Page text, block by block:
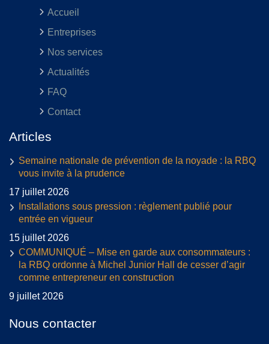
Accueil
Entreprises
Nos services
Actualités
FAQ
Contact
Articles
Semaine nationale de prévention de la noyade : la RBQ
vous invite à la prudence
17 juillet 2026
Installations sous pression : règlement publié pour
entrée en vigueur
15 juillet 2026
COMMUNIQUÉ – Mise en garde aux consommateurs :
la RBQ ordonne à Michel Junior Hall de cesser d’agir
comme entrepreneur en construction
9 juillet 2026
Nous contacter